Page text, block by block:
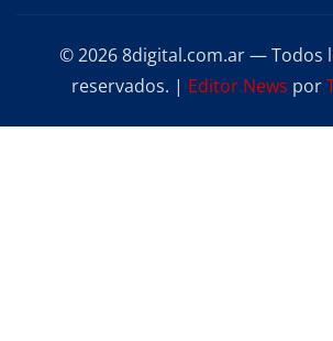
© 2026 8digital.com.ar — Todos
reservados. | Editor News por